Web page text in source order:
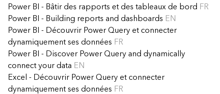
Power BI - Bâtir des rapports et des tableaux de bord FR
Power BI - Building reports and dashboards EN
Power BI - Découvrir Power Query et connecter
dynamiquement ses données FR
Power BI - Discover Power Query and dynamically
connect your data EN
Excel - Découvrir Power Query et connecter
dynamiquement ses données FR